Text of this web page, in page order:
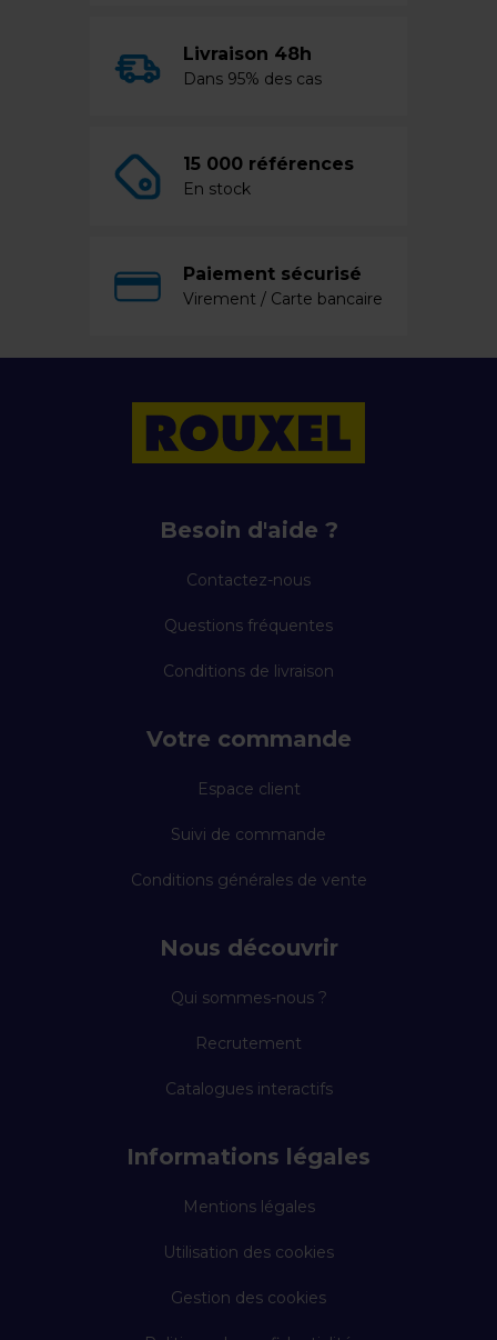
Livraison 48h
Dans 95% des cas
15 000 références
En stock
Paiement sécurisé
Virement / Carte bancaire
Besoin d'aide ?
Contactez-nous
Questions fréquentes
Conditions de livraison
Votre commande
Espace client
Suivi de commande
Conditions générales de vente
Nous découvrir
Qui sommes-nous ?
Recrutement
Catalogues interactifs
Informations légales
Mentions légales
Utilisation des cookies
Gestion des cookies